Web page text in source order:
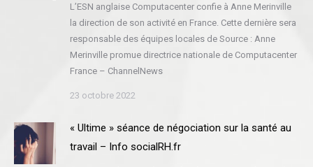
L’ESN anglaise Computacenter confie à Anne Merinville
la direction de son activité en France. Cette dernière sera
responsable des équipes locales de Source : Anne
Merinville promue directrice nationale de Computacenter
France – ChannelNews
23 octobre 2022
« Ultime » séance de négociation sur la santé au
travail – Info socialRH.fr